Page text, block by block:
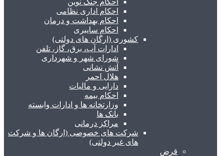
احکام جنگ نوین
احکام اداری نظامی
احکام بهداشت و درمان
احکام سایبری
کشوری (ارگان های دولتی)
ادارات آب، برق، گاز، تلفن
شورای شهر و شهرداری
آتش نشانی
هلال احمر
دارایی و مالیات
احکام بیمه
وزارتخانه ها و ادارات وابسته
بانک ها
مراکز درمانی
شرکت های خصوصی (ارگان ها و شرکت
های غیر دولتی)
قرض